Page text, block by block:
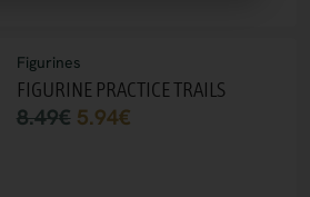
Figurines
FIGURINE PRACTICE TRAILS
8.49€ 5.94€